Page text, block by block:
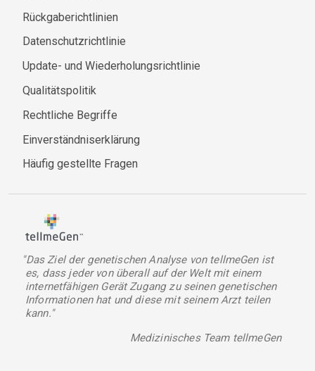
Rückgaberichtlinien
Datenschutzrichtlinie
Update- und Wiederholungsrichtlinie
Qualitätspolitik
Rechtliche Begriffe
Einverständniserklärung
Häufig gestellte Fragen
"Das Ziel der genetischen Analyse von tellmeGen ist
es, dass jeder von überall auf der Welt mit einem
internetfähigen Gerät Zugang zu seinen genetischen
Informationen hat und diese mit seinem Arzt teilen
kann."
Medizinisches Team tellmeGen